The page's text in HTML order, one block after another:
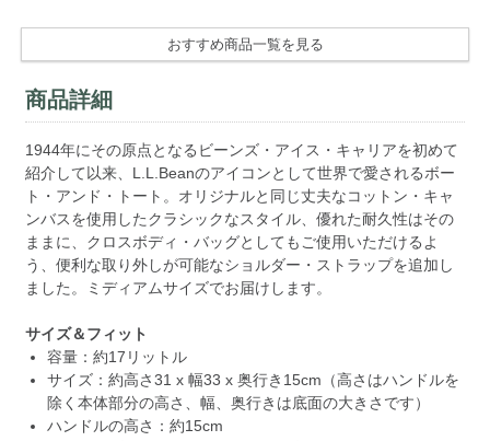
おすすめ商品一覧を見る
商品詳細
1944年にその原点となるビーンズ・アイス・キャリアを初めて
紹介して以来、L.L.Beanのアイコンとして世界で愛されるボー
ト・アンド・トート。オリジナルと同じ丈夫なコットン・キャ
ンバスを使用したクラシックなスタイル、優れた耐久性はその
ままに、クロスボディ・バッグとしてもご使用いただけるよ
う、便利な取り外しが可能なショルダー・ストラップを追加し
ました。ミディアムサイズでお届けします。
サイズ＆フィット
容量：約17リットル
サイズ：約高さ31 x 幅33 x 奥行き15cm（高さはハンドルを
除く本体部分の高さ、幅、奥行きは底面の大きさです）
ハンドルの高さ：約15cm